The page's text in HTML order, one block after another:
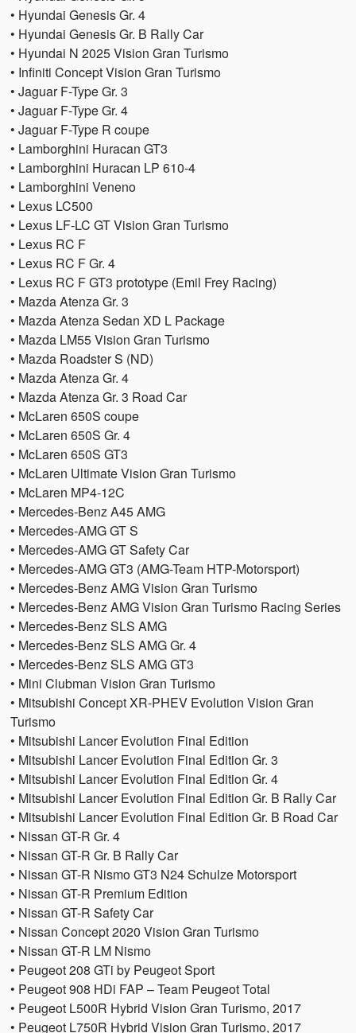
• Hyundai Genesis Gr. 4
• Hyundai Genesis Gr. B Rally Car
• Hyundai N 2025 Vision Gran Turismo
• Infiniti Concept Vision Gran Turismo
• Jaguar F-Type Gr. 3
• Jaguar F-Type Gr. 4
• Jaguar F-Type R coupe
• Lamborghini Huracan GT3
• Lamborghini Huracan LP 610-4
• Lamborghini Veneno
• Lexus LC500
• Lexus LF-LC GT Vision Gran Turismo
• Lexus RC F
• Lexus RC F Gr. 4
• Lexus RC F GT3 prototype (Emil Frey Racing)
• Mazda Atenza Gr. 3
• Mazda Atenza Sedan XD L Package
• Mazda LM55 Vision Gran Turismo
• Mazda Roadster S (ND)
• Mazda Atenza Gr. 4
• Mazda Atenza Gr. 3 Road Car
• McLaren 650S coupe
• McLaren 650S Gr. 4
• McLaren 650S GT3
• McLaren Ultimate Vision Gran Turismo
• McLaren MP4-12C
• Mercedes-Benz A45 AMG
• Mercedes-AMG GT S
• Mercedes-AMG GT Safety Car
• Mercedes-AMG GT3 (AMG-Team HTP-Motorsport)
• Mercedes-Benz AMG Vision Gran Turismo
• Mercedes-Benz AMG Vision Gran Turismo Racing Series
• Mercedes-Benz SLS AMG
• Mercedes-Benz SLS AMG Gr. 4
• Mercedes-Benz SLS AMG GT3
• Mini Clubman Vision Gran Turismo
• Mitsubishi Concept XR-PHEV Evolution Vision Gran
Turismo
• Mitsubishi Lancer Evolution Final Edition
• Mitsubishi Lancer Evolution Final Edition Gr. 3
• Mitsubishi Lancer Evolution Final Edition Gr. 4
• Mitsubishi Lancer Evolution Final Edition Gr. B Rally Car
• Mitsubishi Lancer Evolution Final Edition Gr. B Road Car
• Nissan GT-R Gr. 4
• Nissan GT-R Gr. B Rally Car
• Nissan GT-R Nismo GT3 N24 Schulze Motorsport
• Nissan GT-R Premium Edition
• Nissan GT-R Safety Car
• Nissan Concept 2020 Vision Gran Turismo
• Nissan GT-R LM Nismo
• Peugeot 208 GTi by Peugeot Sport
• Peugeot 908 HDi FAP – Team Peugeot Total
• Peugeot L500R Hybrid Vision Gran Turismo, 2017
• Peugeot L750R Hybrid Vision Gran Turismo, 2017